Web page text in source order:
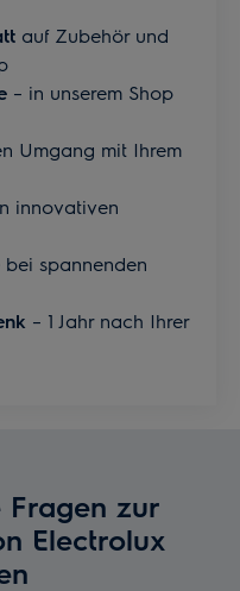
auf Zubehör und
– in unserem Shop
Umgang mit Ihrem
innovativen
bei spannenden
– 1 Jahr nach Ihrer
Fragen zur
Electrolux